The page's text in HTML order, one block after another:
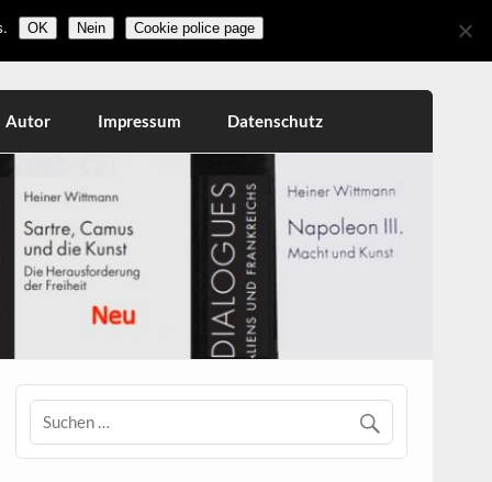
Autor Impressum Datenschutz
OK Nein Cookie police page